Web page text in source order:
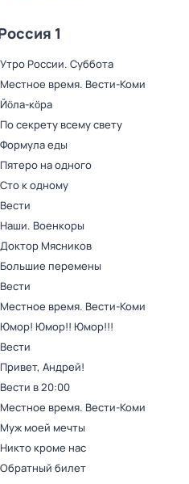
1
Утро России. Суббота
Местное время. Вести-Коми
Йӧла-кӧра
По секрету всему свету
Формула еды
Пятеро на одного
Сто к одному
Вести
Наши. Военкоры
Доктор Мясников
Большие перемены
Вести
Местное время. Вести-Коми
Юмор! Юмор!! Юмор!!!
Вести
Привет, Андрей!
Вести в 20:00
Местное время. Вести-Коми
Муж моей мечты
Никто кроме нас
Обратный билет